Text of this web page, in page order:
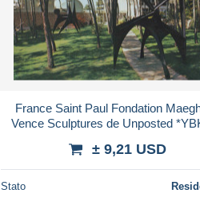
France Saint Paul Fondation
Vence Sculptures de Unposted
± 9,21 USD
Stato